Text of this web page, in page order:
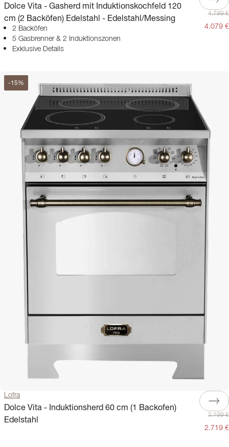
Dolce Vita - Gasherd mit Induktionskochfeld 120
cm (2 Backöfen) Edelstahl - Edelstahl/Messing
2 Backöfen
5 Gasbrenner & 2 Induktionszonen
Exklusive Details
4.799 €
4.079 €
-15%
Lofra
Dolce Vita - Induktionsherd 60 cm (1 Backofen)
Edelstahl
3.199 €
2.719 €